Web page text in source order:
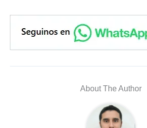
About The Author